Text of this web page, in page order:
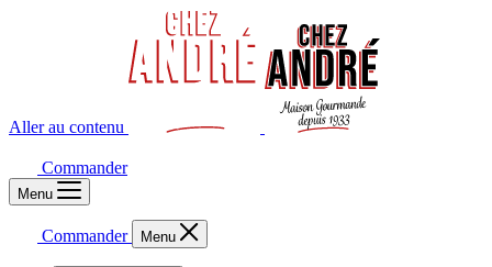
Aller au contenu
Commander
Menu
Commander Menu